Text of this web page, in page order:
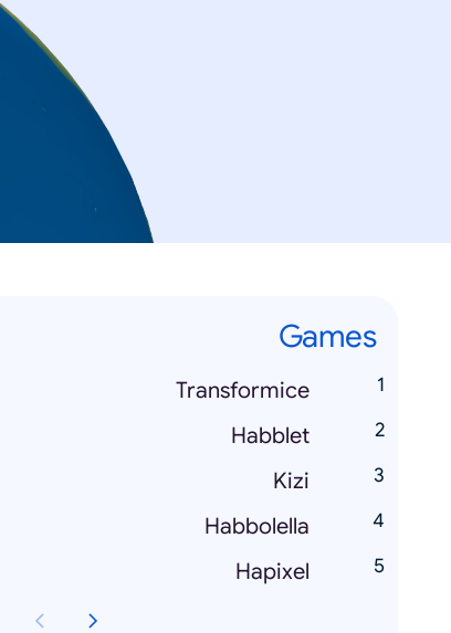
Games
Transformice
Habblet
Kizi
Habbolella
Hapixel